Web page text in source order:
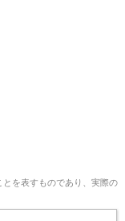
を表すものであり、実際の